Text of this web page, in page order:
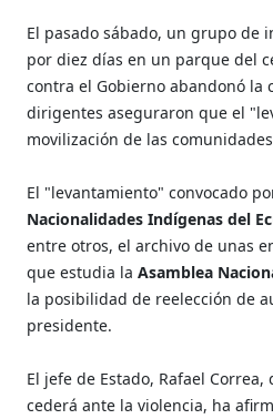
El pasado sábado, un grupo de
por diez días en un parque del
contra el Gobierno abandonó la
dirigentes aseguraron que el
movilización de las
El "levantamiento" convocado
Nacionalidades Indígenas del
entre otros, el archivo de unas
que estudia laAsamblea
la posibilidad de reelección de
presidente.
El jefe de Estado, Rafael
cederá ante la violencia, ha